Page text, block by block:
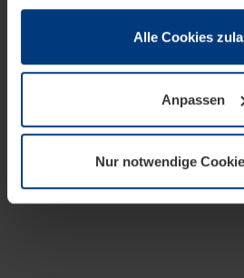
sie im Rahmen Ihrer Nutzung der
wenn diese für den Betrieb dieser
notwendig sind. Für alle anderen
wir Ihre Erlaubnis. Ihre
Datenschutzerklärungunserer
widerrufen.
Alle Cookies
Anpassen
Nur notwendige